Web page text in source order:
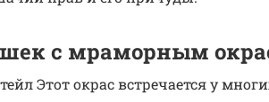
с мраморным
Этот окрас встречается у